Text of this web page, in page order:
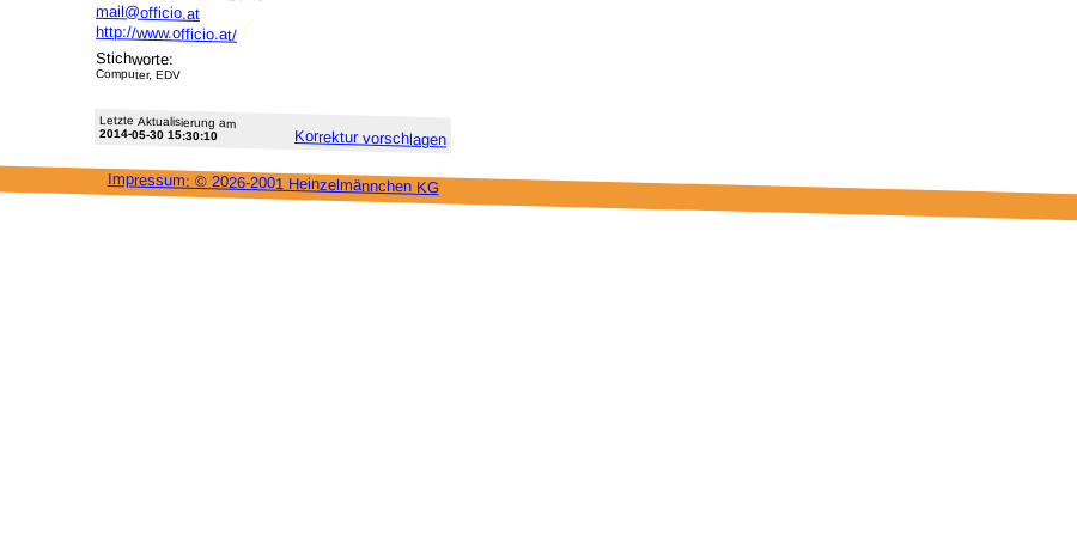
mail@officio.at
http://www.officio.at/
Stichworte:
Computer, EDV
Letzte Aktu­alisie­rung am
2014-05-30 15:30:10 Korrektur vor­schlagen
Impressum: © 2026-2001 Heinzel­männchen KG